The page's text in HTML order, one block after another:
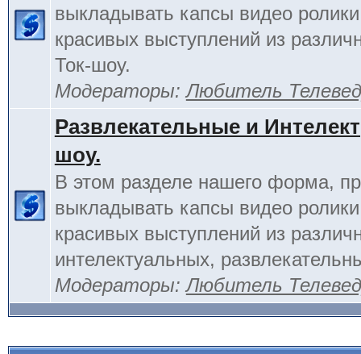
выкладывать капсы видео
красивых выступлений из
Ток-шоу.
Модераторы:Любитель
Развлекательные и
шоу.
В этом разделе нашего форма,
выкладывать капсы видео
красивых выступлений из
интелектуальных,
Модераторы:Любитель